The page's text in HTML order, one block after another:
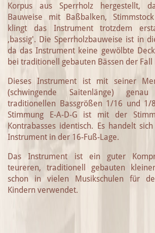
Korpus aus Sperrholz hergestellt,
Bauweise mit Baßbalken,
klingt das Instrument trotzdem
‚bassig'. Die Sperrholzbauweise ist in
da das Instrument keine gewölbte
bei traditionell gebauten Bässen der Fall
Dieses Instrument ist mit seiner
(schwingende Saitenlänge)
traditionellen Bassgrößen 1/16 und 1/
Stimmung E-A-D-G ist mit der
Kontrabasses identisch. Es handelt
Instrument in der 16-Fuß-Lage.
Das Instrument ist ein guter
teureren, traditionell gebauten
schon in vielen Musikschulen für
Kindern verwendet.